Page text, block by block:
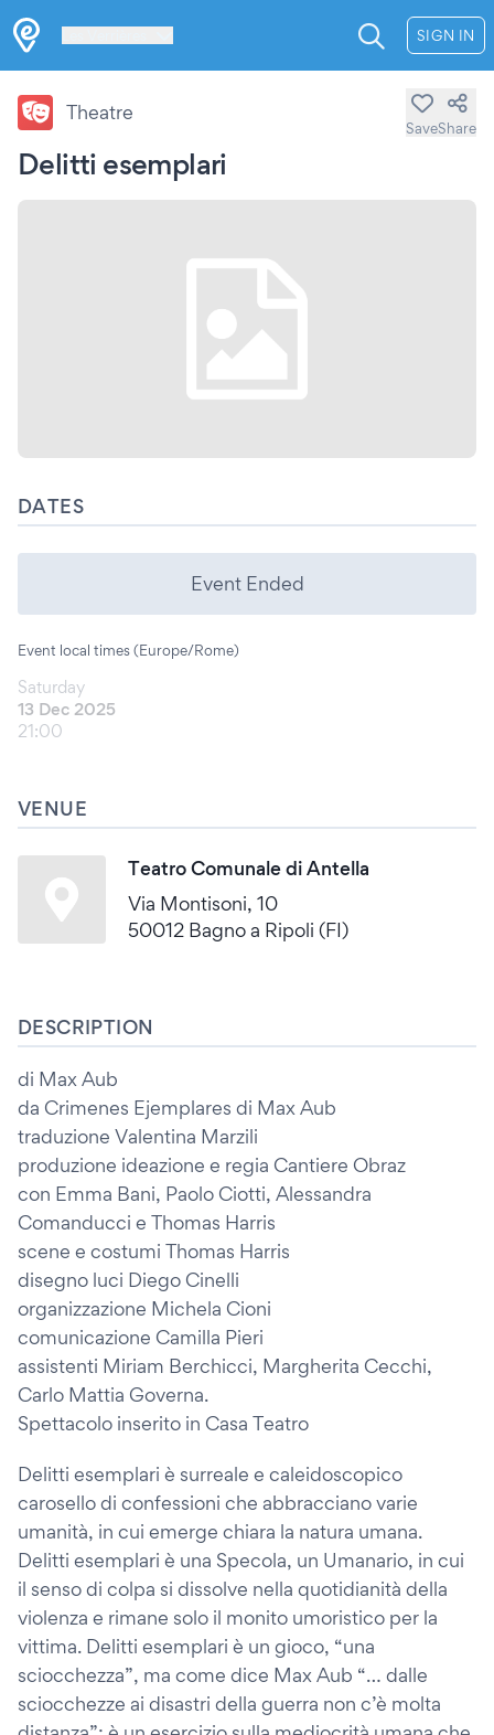
SIGN IN
Delitti esemplari
Theatre
SaveShare
DATES
Event Ended
Event local times (Europe/Rome)
Saturday
13 Dec 2025
21:00
VENUE
Teatro Comunale di Antella
Via Montisoni, 10
50012 Bagno a Ripoli (FI)
DESCRIPTION
di Max Aub
da Crimenes Ejemplares di Max Aub
traduzione Valentina Marzili
produzione ideazione e regia Cantiere Obraz
con Emma Bani, Paolo Ciotti, Alessandra
Comanducci e Thomas Harris
scene e costumi Thomas Harris
disegno luci Diego Cinelli
organizzazione Michela Cioni
comunicazione Camilla Pieri
assistenti Miriam Berchicci, Margherita Cecchi,
Carlo Mattia Governa.
Spettacolo inserito in Casa Teatro
Delitti esemplari è surreale e caleidoscopico
carosello di confessioni che abbracciano varie
umanità, in cui emerge chiara la natura umana.
Delitti esemplari è una Specola, un Umanario, in cui
il senso di colpa si dissolve nella quotidianità della
violenza e rimane solo il monito umoristico per la
vittima. Delitti esemplari è un gioco, “una
sciocchezza”, ma come dice Max Aub “… dalle
sciocchezze ai disastri della guerra non c’è molta